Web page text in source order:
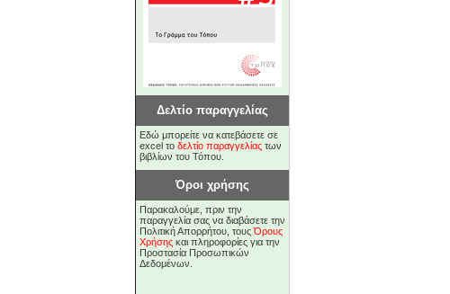
Δελτίο παραγγελίας
Εδώ μπορείτε να κατεβάσετε σε
excel το δελτίο παραγγελίαςτων
βιβλίων του Τόπου.
Όροι χρήσης
Παρακαλούμε, πριν την
παραγγελία σας να διαβάσετε την
Πολιτική Απορρήτου, τουςΌρους
Χρήσηςκαι πληροφορίες για την
Προστασία Προσωπικών
Δεδομένων.